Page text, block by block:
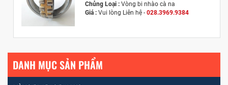
Chủng Loại : Vòng bi nhào cà na
Giá :Vui lòng Liên hệ - 028.3969.9384
DANH MỤC SẢN PHẨM